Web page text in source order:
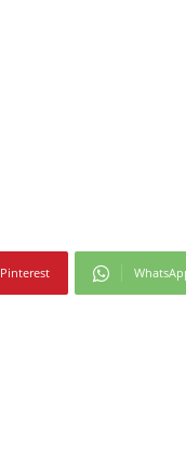
Pinterest